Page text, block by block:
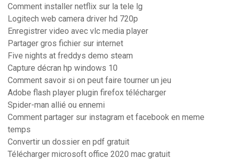
Comment installer netflix sur la tele lg
Logitech web camera driver hd 720p
Enregistrer video avec vlc media player
Partager gros fichier sur internet
Five nights at freddys demo steam
Capture décran hp windows 10
Comment savoir si on peut faire tourner un jeu
Adobe flash player plugin firefox télécharger
Spider-man allié ou ennemi
Comment partager sur instagram et facebook en meme
temps
Convertir un dossier en pdf gratuit
Télécharger microsoft office 2020 mac gratuit